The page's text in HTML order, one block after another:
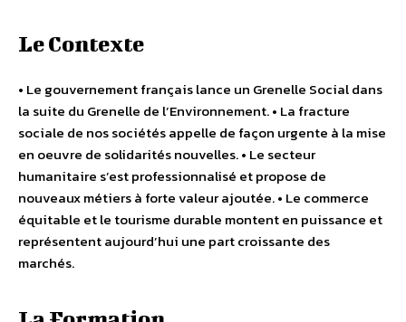
Le Contexte
• Le gouvernement français lance un Grenelle Social dans
la suite du Grenelle de l’Environnement. • La fracture
sociale de nos sociétés appelle de façon urgente à la mise
en oeuvre de solidarités nouvelles. • Le secteur
humanitaire s’est professionnalisé et propose de
nouveaux métiers à forte valeur ajoutée. • Le commerce
équitable et le tourisme durable montent en puissance et
représentent aujourd’hui une part croissante des
marchés.